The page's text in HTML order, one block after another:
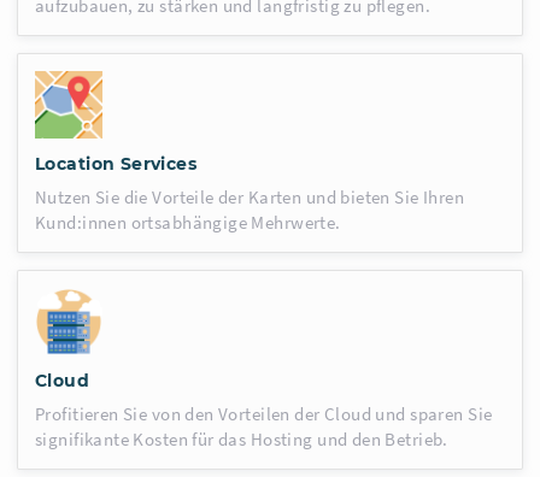
aufzubauen, zu stärken und langfristig zu pflegen.
Location Services
Nutzen Sie die Vorteile der Karten und bieten Sie Ihren
Kund:innen ortsabhängige Mehrwerte.
Cloud
Profitieren Sie von den Vorteilen der Cloud und sparen Sie
signifikante Kosten für das Hosting und den Betrieb.